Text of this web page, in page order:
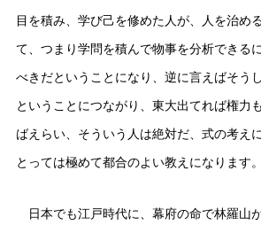
目を積み、学び己を修めた人が、人を治め
て、つまり学問を積んで物事を分析できる
べきだということになり、逆に言えばそう
ということにつながり、東大出てれば権力
ばえらい、そういう人は絶対だ、式の考え
とっては極めて都合のよい教えになります。
日本でも江戸時代に、幕府の命で林羅山